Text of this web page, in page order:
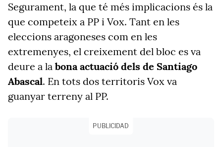
Segurament, la que té més implicacions és la
que competeix a PP i Vox. Tant en les
eleccions aragoneses com en les
extremenyes, el creixement del bloc es va
deure a la bona actuació dels de Santiago
Abascal. En tots dos territoris Vox va
guanyar terreny al PP.
PUBLICIDAD